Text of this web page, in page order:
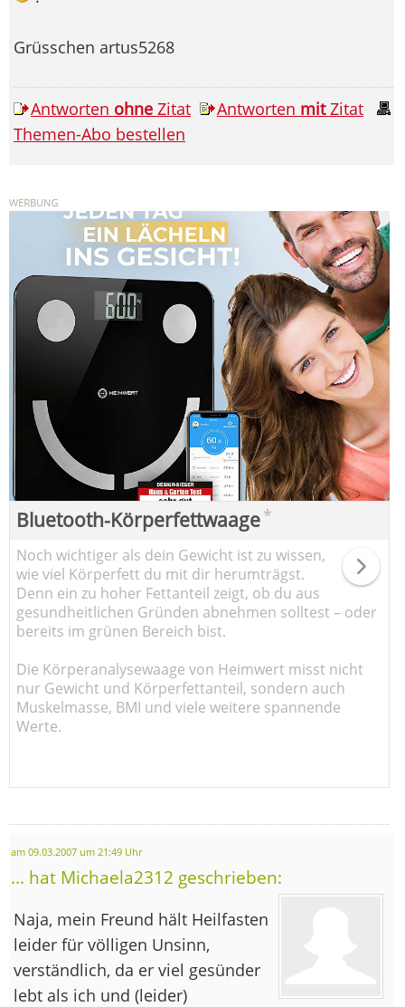
Grüsschen artus5268
Antworten ohne Zitat Antworten mitZitat
Themen-Abo bestellen
Bluetooth-Körperfettwaage*
Noch wichtiger als dein Gewicht ist zu wissen,
wie viel Körperfett du mit dir herumträgst.
Denn ein zu hoher Fettanteil zeigt, ob du aus
gesundheitlichen Gründen abnehmen solltest – oder
bereits im grünen Bereich bist.
Die Körperanalysewaage von Heimwert misst nicht
nur Gewicht und Körperfettanteil, sondern auch
Muskelmasse, BMI und viele weitere spannende
Werte.
am 09.03.2007 um 21:49 Uhr
... hat Michaela2312 geschrieben:
Naja, mein Freund hält Heilfasten
leider für völligen Unsinn,
verständlich, da er viel gesünder
lebt als ich und (leider)